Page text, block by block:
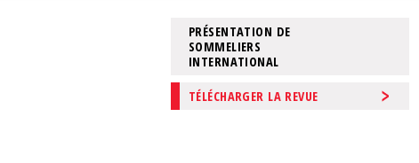
PRÉSENTATION DE
SOMMELIERS
INTERNATIONAL
TÉLÉCHARGER LA REVUE